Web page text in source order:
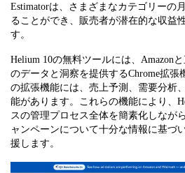
Estimatorは、さまざまなカテゴリーの
ることができ、販売者が潜在的な収益
す。
Helium 10の無料ツールには、Amazon
のデータと洞察を提供するChrome拡張
の拡張機能には、売上予測、需要分析
能があります。これらの機能により、
スの管理プロセス全体を簡素化しなが
ャンペーンについて十分な情報に基づ
援します。